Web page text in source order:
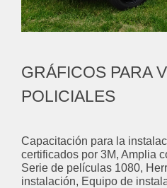
GRÁFICOS PARA
POLICIALES
Capacitación para la
certificados por 3M, Amplia
Serie de películas 1080,
instalación, Equipo de